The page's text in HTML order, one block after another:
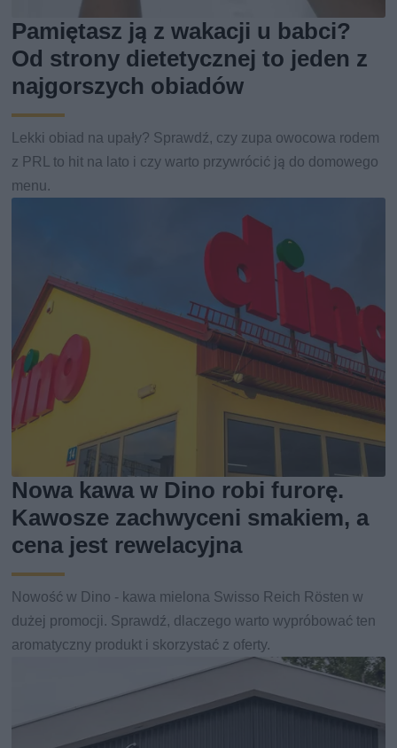
Pamiętasz ją z wakacji u babci?
Od strony dietetycznej to jeden z
najgorszych obiadów
Lekki obiad na upały? Sprawdź, czy zupa owocowa rodem
z PRL to hit na lato i czy warto przywrócić ją do domowego
menu.
Nowa kawa w Dino robi furorę.
Kawosze zachwyceni smakiem, a
cena jest rewelacyjna
Nowość w Dino - kawa mielona Swisso Reich Rösten w
dużej promocji. Sprawdź, dlaczego warto wypróbować ten
aromatyczny produkt i skorzystać z oferty.